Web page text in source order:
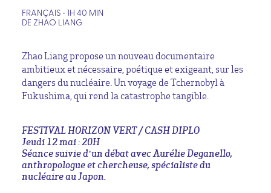
FRANÇAIS • 1H 40 MIN
DE ZHAO LIANG
Zhao Liang propose un nouveau documentaire
ambitieux et nécessaire, poétique et exigeant, sur les
dangers du nucléaire. Un voyage de Tchernobyl à
Fukushima, qui rend la catastrophe tangible.
FESTIVAL HORIZON VERT / CASH DIPLO
Jeudi 12 mai : 20H
Séance suivie d’un débat avec Aurélie Deganello,
anthropologue et chercheuse, spécialiste du
nucléaire au Japon.